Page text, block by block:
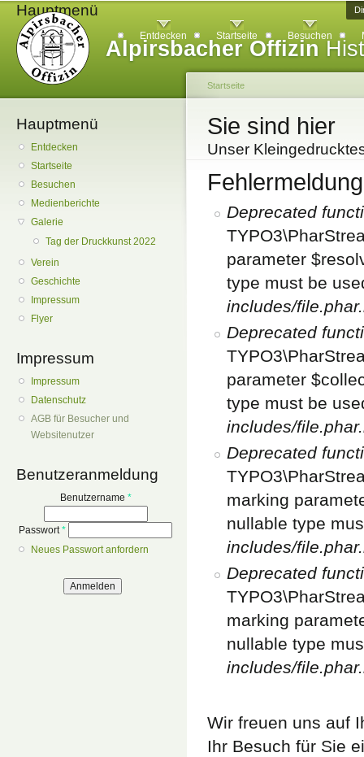
Alpirsbacher Offizin
Hauptmenü
Entdecken Startseite Besuchen
Hauptmenü
Entdecken
Startseite
Besuchen
Medienberichte
Galerie
Tag der Druckkunst 2022
Verein
Geschichte
Impressum
Flyer
Impressum
Impressum
Datenschutz
AGB für Besucher und
Websitenutzer
Benutzeranmeldung
Benutzername *
Passwort*
Neues Passwort anfordern
Sie sind hier
Startseite
Unser
Fehlermeldung
Deprecated
parameter
type must be
includes/
Deprecated
parameter
type must be
includes/
Deprecated
marking
nullable type
includes/
Deprecated
marking
nullable type
includes/
Wir freuen uns auf
Ihr Besuch für Sie